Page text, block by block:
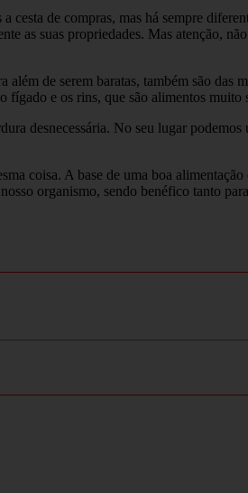
de compras, mas há sempre
as suas propriedades. Mas atenção,
de serem baratas, também são das
e os rins, que são alimentos
desnecessária. No seu lugar
coisa. A base de uma boa
organismo, sendo benéfico tanto